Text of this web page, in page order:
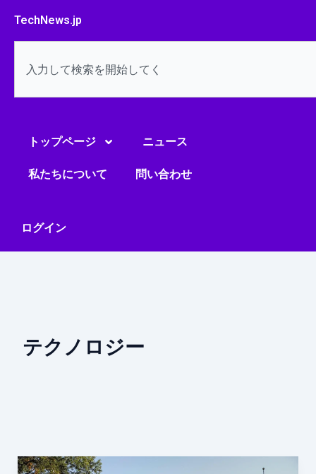
TechNews.jp
トップページ ニュース
私たちについて 問い合わせ
ログイン
テクノロジー
米